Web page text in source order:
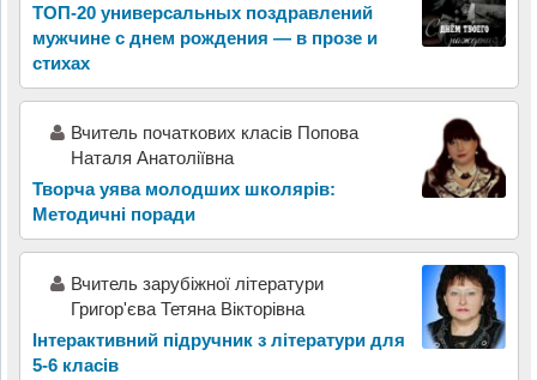
ТОП-20 универсальных поздравлений
мужчине с днем рождения — в прозе и
стихах
Вчитель початкових класів Попова
Наталя Анатоліївна
Творча уява молодших школярів:
Методичні поради
Вчитель зарубіжної літератури
Григор'єва Тетяна Вікторівна
Інтерактивний підручник з літератури для
5-6 класів